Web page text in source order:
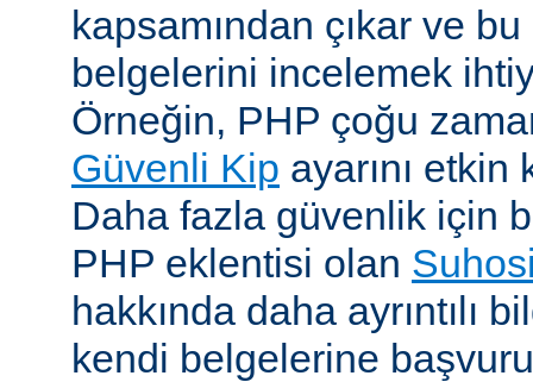
kapsamından çıkar ve
belgelerini incelemek
Örneğin, PHP çoğu
Güvenli Kip ayarını etkin
Daha fazla güvenlik için
PHP eklentisi olan
hakkında daha ayrıntılı
kendi belgelerine